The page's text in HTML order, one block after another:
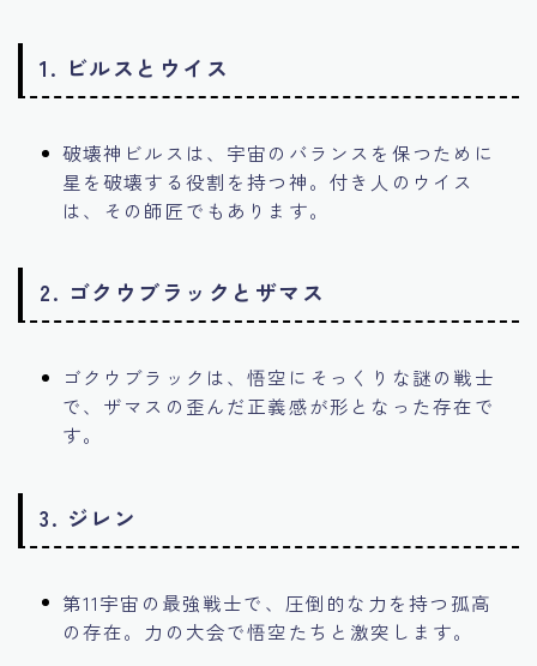
1. ビルスとウイス
破壊神ビルスは、宇宙のバランスを保つために
星を破壊する役割を持つ神。付き人のウイス
は、その師匠でもあります。
2. ゴクウブラックとザマス
ゴクウブラックは、悟空にそっくりな謎の戦士
で、ザマスの歪んだ正義感が形となった存在で
す。
3. ジレン
第11宇宙の最強戦士で、圧倒的な力を持つ孤高
の存在。力の大会で悟空たちと激突します。